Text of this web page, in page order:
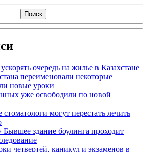
очередь на жилье в Казахстане
переименовали некоторые
новые уроки
уже освободили по новой
могут перестать лечить
Бывшее здание боулинга проходит
четвертей, каникул и экзаменов в